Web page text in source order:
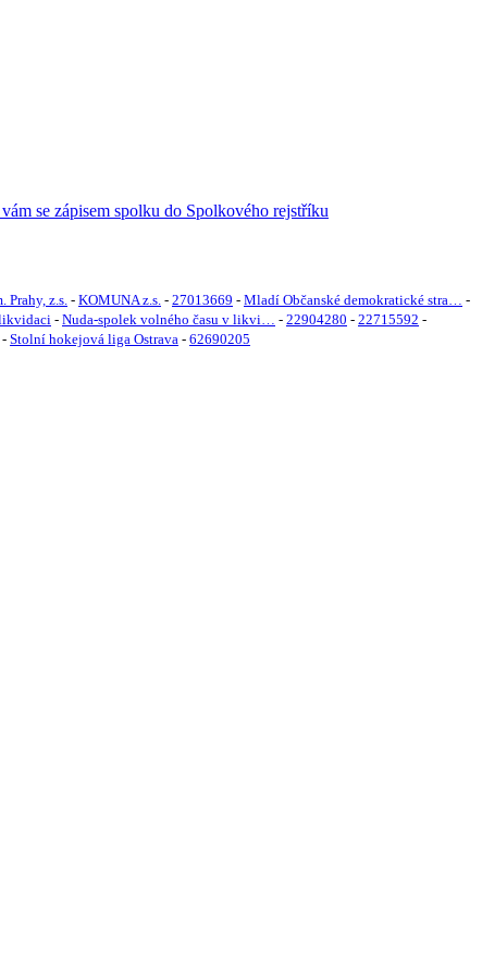
Prahy, z.s.- KOMUNA z.s. - 27013669 - Mladí Občanské demokratické stra… -
- Nuda-spolek volného času v likvi… - 22904280 - 22715592 -
- Stolní hokejová liga Ostrava - 62690205